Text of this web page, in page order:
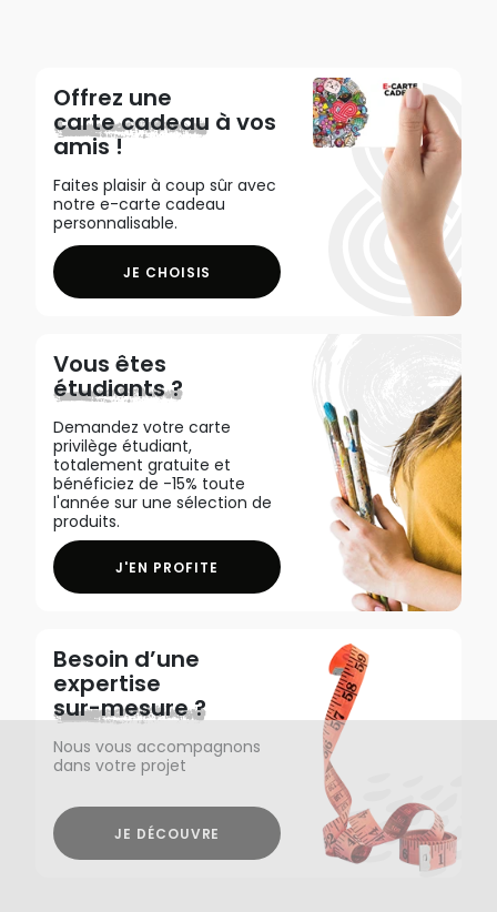
Offrez une
carte cadeau à vos
amis !
Faites plaisir à coup sûr avec
notre e-carte cadeau
personnalisable.
JE CHOISIS
Vous êtes
étudiants ?
Demandez votre carte
privilège étudiant,
totalement gratuite et
bénéficiez de -15% toute
l'année sur une sélection de
produits.
J'EN PROFITE
Besoin d’une
expertise
sur-mesure ?
Nous vous accompagnons
dans votre projet
JE DÉCOUVRE